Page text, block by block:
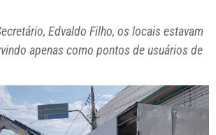
Edvaldo Filho, os locais estavam
apenas como pontos de usuários de